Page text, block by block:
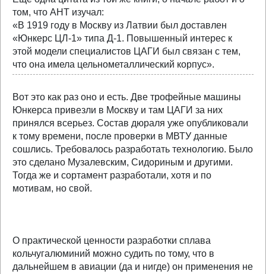
том, что АНТ изучал:
«В 1919 году в Москву из Латвии был доставлен
«Юнкерc ЦЛ-1» типа Д-1. Повышенный интерес к
этой модели специалистов ЦАГИ был связан с тем,
что она имела цельнометаллический корпус».
Вот это как раз оно и есть. Две трофейные машины
Юнкерса привезли в Москву и там ЦАГИ за них
принялся всерьез. Состав дюраля уже опубликовали
к тому времени, после проверки в МВТУ данные
сошлись. Требовалось разработать технологию. Было
это сделано Музалевским, Сидориным и другими.
Тогда же и сортамент разработали, хотя и по
мотивам, но свой.
О практической ценности разработки сплава
кольчугалюминий можно судить по тому, что в
дальнейшем в авиации (да и нигде) он применения не